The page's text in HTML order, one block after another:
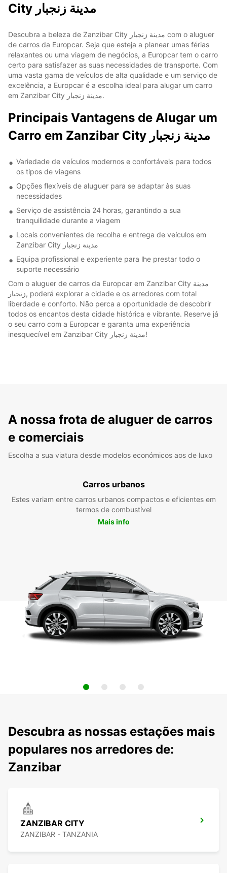
City مدينة زنجبار
Descubra a beleza de Zanzibar City مدينة زنجبار com o aluguer
de carros da Europcar. Seja que esteja a planear umas férias
relaxantes ou uma viagem de negócios, a Europcar tem o carro
certo para satisfazer as suas necessidades de transporte. Com
uma vasta gama de veículos de alta qualidade e um serviço de
excelência, a Europcar é a escolha ideal para alugar um carro
em Zanzibar City مدينة زنجبار.
Principais Vantagens de Alugar um
Carro em Zanzibar City مدينة زنجبار
Variedade de veículos modernos e confortáveis para todos
os tipos de viagens
Opções flexíveis de aluguer para se adaptar às suas
necessidades
Serviço de assistência 24 horas, garantindo a sua
tranquilidade durante a viagem
Locais convenientes de recolha e entrega de veículos em
Zanzibar City مدينة زنجبار
Equipa profissional e experiente para lhe prestar todo o
suporte necessário
Com o aluguer de carros da Europcar em Zanzibar City مدينة
زنجبار, poderá explorar a cidade e os arredores com total
liberdade e conforto. Não perca a oportunidade de descobrir
todos os encantos desta cidade histórica e vibrante. Reserve já
o seu carro com a Europcar e garanta uma experiência
inesquecível em Zanzibar City مدينة زنجبار!
A nossa frota de aluguer de carros
e comerciais
Escolha a sua viatura desde modelos económicos aos de luxo
Carros urbanos
Estes variam entre carros urbanos compactos e eficientes em
termos de combustível
Mais info
Descubra as nossas estações mais
populares nos arredores de:
Zanzibar
ZANZIBAR CITY
ZANZIBAR - TANZANIA